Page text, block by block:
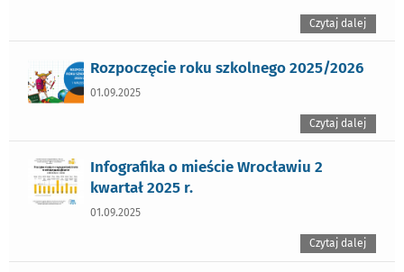
Czytaj dalej
Rozpoczęcie roku szkolnego 2025/2026
01.09.2025
Czytaj dalej
Infografika o mieście Wrocławiu 2
kwartał 2025 r.
01.09.2025
Czytaj dalej